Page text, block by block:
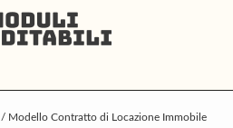
/ Modello Contratto di Locazione Immobile